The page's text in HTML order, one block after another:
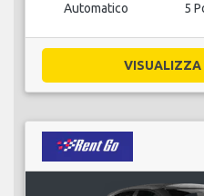
Automatico 5
VISUALIZZA